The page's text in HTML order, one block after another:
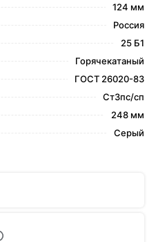
124 мм
Россия
25 Б1
Горячекатаный
ГОСТ 26020-83
Ст3пс/сп
248 мм
Серый